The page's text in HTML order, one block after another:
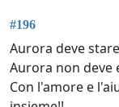
#196
Aurora deve
Aurora non deve
Con l'amore e